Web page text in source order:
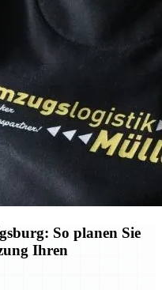
So planen Sie
Ihren